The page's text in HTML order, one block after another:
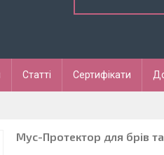
Статті Сертифікати
Мус-Протектор для брів